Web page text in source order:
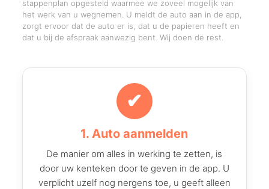
stappenplan opgesteld waarmee we zoveel mogelijk van
het werk van u wegnemen. U meldt de auto aan in de app,
zorgt ervoor dat de auto er is, dat u de papieren heeft en
dat u bij de afspraak aanwezig bent. Wij doen de rest.
✔
1. Auto aanmelden
De manier om alles in werking te zetten, is
door uw kenteken door te geven in de app. U
verplicht uzelf nog nergens toe, u geeft alleen